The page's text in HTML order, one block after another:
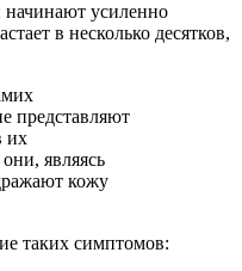
усиленно
в несколько десятков,
представляют
их
являясь
кожу
таких симптомов: